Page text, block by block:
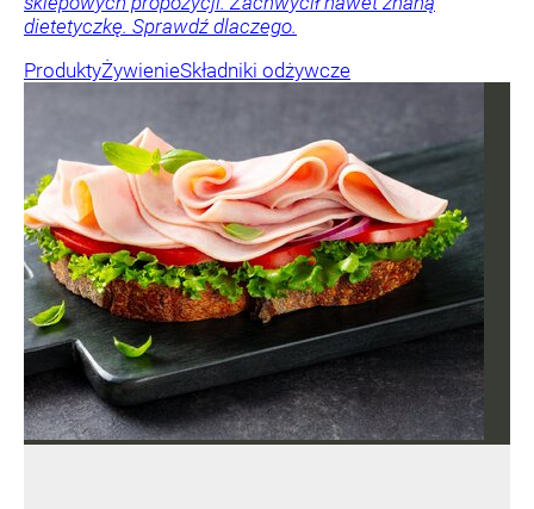
dietetyczkę. Sprawdź dlaczego.
ProduktyŻywienieSkładniki odżywcze